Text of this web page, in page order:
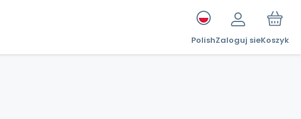
PolishZaloguj sieKoszyk